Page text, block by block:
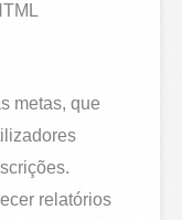
metas, que
relatórios